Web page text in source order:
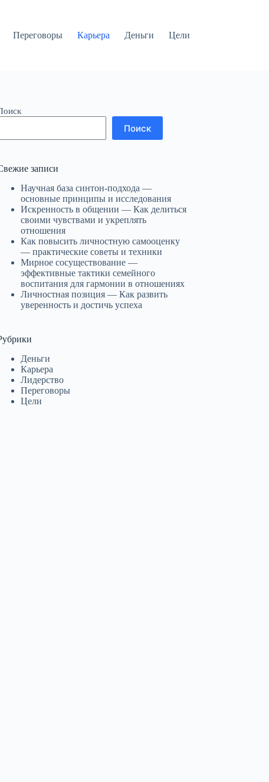
Переговоры Карьера Деньги Цели
Поиск
записи
Научная база синтон-подхода —
основные принципы и исследования
Искренность в общении — Как делиться
своими чувствами и укреплять
отношения
Как повысить личностную самооценку
— практические советы и техники
Мирное сосуществование —
эффективные тактики семейного
воспитания для гармонии в отношениях
Личностная позиция — Как развить
уверенность и достичь успеха
Деньги
Карьера
Лидерство
Переговоры
Цели